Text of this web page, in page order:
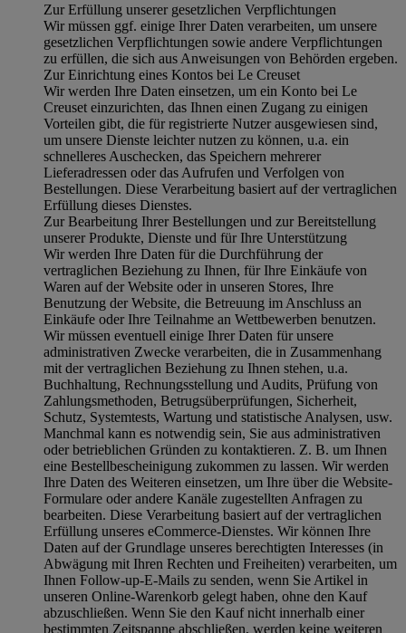
Zur Erfüllung unserer gesetzlichen Verpflichtungen
Wir müssen ggf. einige Ihrer Daten verarbeiten, um unsere
gesetzlichen Verpflichtungen sowie andere Verpflichtungen
zu erfüllen, die sich aus Anweisungen von Behörden ergeben.
Zur Einrichtung eines Kontos bei Le Creuset
Wir werden Ihre Daten einsetzen, um ein Konto bei Le
Creuset einzurichten, das Ihnen einen Zugang zu einigen
Vorteilen gibt, die für registrierte Nutzer ausgewiesen sind,
um unsere Dienste leichter nutzen zu können, u.a. ein
schnelleres Auschecken, das Speichern mehrerer
Lieferadressen oder das Aufrufen und Verfolgen von
Bestellungen. Diese Verarbeitung basiert auf der vertraglichen
Erfüllung dieses Dienstes.
Zur Bearbeitung Ihrer Bestellungen und zur Bereitstellung
unserer Produkte, Dienste und für Ihre Unterstützung
Wir werden Ihre Daten für die Durchführung der
vertraglichen Beziehung zu Ihnen, für Ihre Einkäufe von
Waren auf der Website oder in unseren Stores, Ihre
Benutzung der Website, die Betreuung im Anschluss an
Einkäufe oder Ihre Teilnahme an Wettbewerben benutzen.
Wir müssen eventuell einige Ihrer Daten für unsere
administrativen Zwecke verarbeiten, die in Zusammenhang
mit der vertraglichen Beziehung zu Ihnen stehen, u.a.
Buchhaltung, Rechnungsstellung und Audits, Prüfung von
Zahlungsmethoden, Betrugsüberprüfungen, Sicherheit,
Schutz, Systemtests, Wartung und statistische Analysen, usw.
Manchmal kann es notwendig sein, Sie aus administrativen
oder betrieblichen Gründen zu kontaktieren. Z. B. um Ihnen
eine Bestellbescheinigung zukommen zu lassen. Wir werden
Ihre Daten des Weiteren einsetzen, um Ihre über die Website-
Formulare oder andere Kanäle zugestellten Anfragen zu
bearbeiten. Diese Verarbeitung basiert auf der vertraglichen
Erfüllung unseres eCommerce-Dienstes. Wir können Ihre
Daten auf der Grundlage unseres berechtigten Interesses (in
Abwägung mit Ihren Rechten und Freiheiten) verarbeiten, um
Ihnen Follow-up-E-Mails zu senden, wenn Sie Artikel in
unseren Online-Warenkorb gelegt haben, ohne den Kauf
abzuschließen. Wenn Sie den Kauf nicht innerhalb einer
bestimmten Zeitspanne abschließen, werden keine weiteren